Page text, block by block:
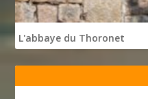
L'abbaye du Thoronet